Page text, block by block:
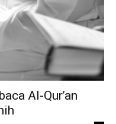
Al-Qur’an